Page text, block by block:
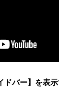
ドバー】を表